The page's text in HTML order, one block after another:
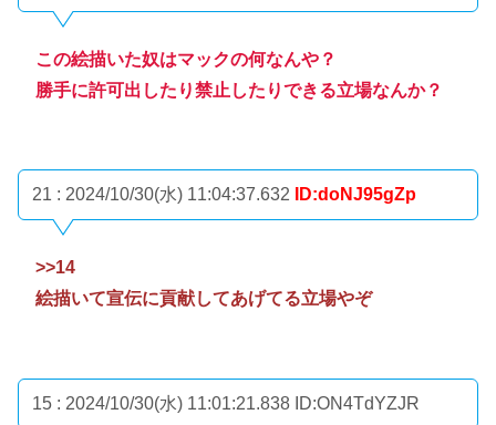
この絵描いた奴はマックの何なんや？
勝手に許可出したり禁止したりできる立場なんか？
21 : 2024/10/30(水) 11:04:37.632 ID:doNJ95gZp
>>14
絵描いて宣伝に貢献してあげてる立場やぞ
15 : 2024/10/30(水) 11:01:21.838 ID:ON4TdYZJR